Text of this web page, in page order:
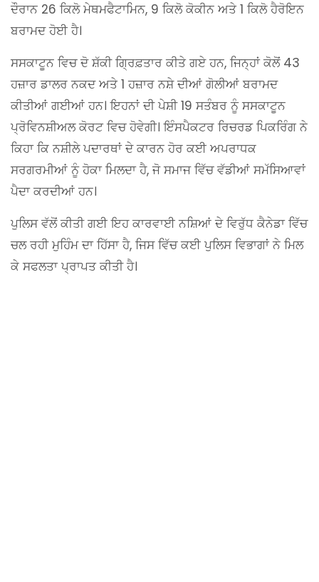
ਦੌਰਾਨ 26 ਕਿਲੋ ਮੇਥਮਫੈਟਾਮਿਨ, 9 ਕਿਲੋ ਕੋਕੀਨ ਅਤੇ 1 ਕਿਲੋ ਹੈਰੋਇਨ
ਬਰਾਮਦ ਹੋਈ ਹੈ।
ਸਸਕਾਟੂਨ ਵਿਚ ਦੋ ਸ਼ੱਕੀ ਗ੍ਰਿਫ਼ਤਾਰ ਕੀਤੇ ਗਏ ਹਨ, ਜਿਨ੍ਹਾਂ ਕੋਲੋਂ 43
ਹਜ਼ਾਰ ਡਾਲਰ ਨਕਦ ਅਤੇ 1 ਹਜ਼ਾਰ ਨਸ਼ੇ ਦੀਆਂ ਗੋਲੀਆਂ ਬਰਾਮਦ
ਕੀਤੀਆਂ ਗਈਆਂ ਹਨ। ਇਹਨਾਂ ਦੀ ਪੇਸ਼ੀ 19 ਸਤੰਬਰ ਨੂੰ ਸਸਕਾਟੂਨ
ਪ੍ਰੋਵਿਨਸ਼ੀਅਲ ਕੋਰਟ ਵਿਚ ਹੋਵੇਗੀ। ਇੰਸਪੈਕਟਰ ਰਿਚਰਡ ਪਿਕਰਿੰਗ ਨੇ
ਕਿਹਾ ਕਿ ਨਸ਼ੀਲੇ ਪਦਾਰਥਾਂ ਦੇ ਕਾਰਨ ਹੋਰ ਕਈ ਅਪਰਾਧਕ
ਸਰਗਰਮੀਆਂ ਨੂੰ ਹੋਕਾ ਮਿਲਦਾ ਹੈ, ਜੋ ਸਮਾਜ ਵਿੱਚ ਵੱਡੀਆਂ ਸਮੱਸਿਆਵਾਂ
ਪੈਦਾ ਕਰਦੀਆਂ ਹਨ।
ਪੁਲਿਸ ਵੱਲੋਂ ਕੀਤੀ ਗਈ ਇਹ ਕਾਰਵਾਈ ਨਸ਼ਿਆਂ ਦੇ ਵਿਰੁੱਧ ਕੈਨੇਡਾ ਵਿੱਚ
ਚਲ ਰਹੀ ਮੁਹਿੰਮ ਦਾ ਹਿੱਸਾ ਹੈ, ਜਿਸ ਵਿੱਚ ਕਈ ਪੁਲਿਸ ਵਿਭਾਗਾਂ ਨੇ ਮਿਲ
ਕੇ ਸਫਲਤਾ ਪ੍ਰਾਪਤ ਕੀਤੀ ਹੈ।